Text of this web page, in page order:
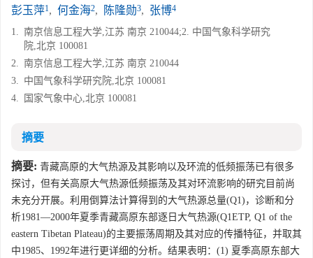
彭玉萍1, 何金海2, 陈隆勋3, 张博4
1. 南京信息工程大学,江苏 南京 210044;2. 中国气象科学研究
院,北京 100081
2. 南京信息工程大学,江苏 南京 210044
3. 中国气象科学研究院,北京 100081
4.
国家气象中心,北京 100081
摘要
摘要: 青藏高原的大气热源及其影响以及环流的低频振荡已有很多
探讨，但有关高原大气热源低频振荡及其对环流影响的研究目前尚
未充分开展。利用倒算法计算得到的大气热源总量(Q1)，诊断和分
析1981—2000年夏季青藏高原东部逐日大气热源(Q1ETP, Q1 of the
eastern Tibetan Plateau)的主要振荡周期及其对应的传播特征，并取其
中1985、1992年进行更详细的分析。结果表明：(1) 夏季高原东部大